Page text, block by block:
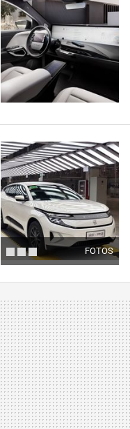
FOTOS